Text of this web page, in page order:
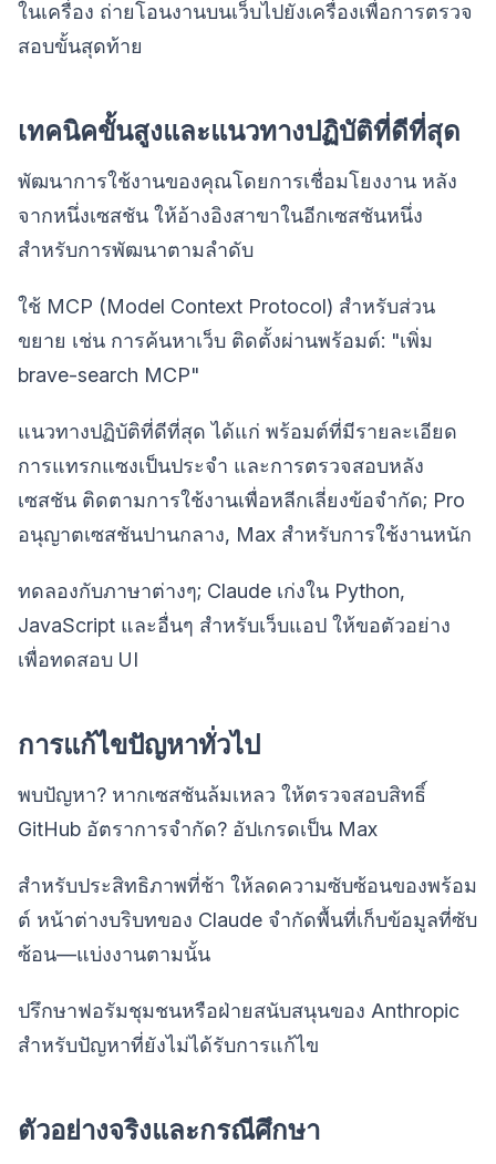
ในเครื่อง ถ่ายโอนงานบนเว็บไปยังเครื่องเพื่อการตรวจ
สอบขั้นสุดท้าย
เทคนิคขั้นสูงและแนวทางปฏิบัติที่ดีที่สุด
พัฒนาการใช้งานของคุณโดยการเชื่อมโยงงาน หลัง
จากหนึ่งเซสชัน ให้อ้างอิงสาขาในอีกเซสชันหนึ่ง
สำหรับการพัฒนาตามลำดับ
ใช้ MCP (Model Context Protocol) สำหรับส่วน
ขยาย เช่น การค้นหาเว็บ ติดตั้งผ่านพร้อมต์: "เพิ่ม
brave-search MCP"
แนวทางปฏิบัติที่ดีที่สุด ได้แก่ พร้อมต์ที่มีรายละเอียด
การแทรกแซงเป็นประจำ และการตรวจสอบหลัง
เซสชัน ติดตามการใช้งานเพื่อหลีกเลี่ยงข้อจำกัด; Pro
อนุญาตเซสชันปานกลาง, Max สำหรับการใช้งานหนัก
ทดลองกับภาษาต่างๆ; Claude เก่งใน Python,
JavaScript และอื่นๆ สำหรับเว็บแอป ให้ขอตัวอย่าง
เพื่อทดสอบ UI
การแก้ไขปัญหาทั่วไป
พบปัญหา? หากเซสชันล้มเหลว ให้ตรวจสอบสิทธิ์
GitHub อัตราการจำกัด? อัปเกรดเป็น Max
สำหรับประสิทธิภาพที่ช้า ให้ลดความซับซ้อนของพร้อม
ต์ หน้าต่างบริบทของ Claude จำกัดพื้นที่เก็บข้อมูลที่ซับ
ซ้อน—แบ่งงานตามนั้น
ปรึกษาฟอรัมชุมชนหรือฝ่ายสนับสนุนของ Anthropic
สำหรับปัญหาที่ยังไม่ได้รับการแก้ไข
ตัวอย่างจริงและกรณีศึกษา